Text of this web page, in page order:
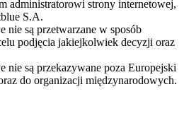
administratorowi strony internetowej,
S.A.
nie są przetwarzane w sposób
podjęcia jakiejkolwiek decyzji oraz
nie są przekazywane poza Europejski
do organizacji międzynarodowych.